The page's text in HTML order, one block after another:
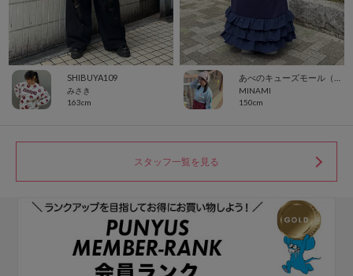
SHIBUYA109
みさき
163cm
MINAMI
150cm
スタッフ一覧を見る